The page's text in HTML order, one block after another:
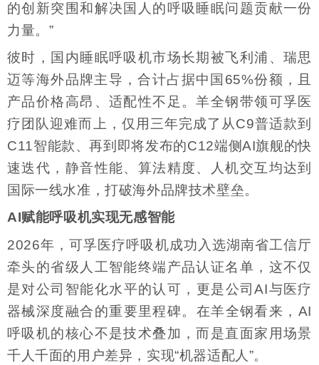
的创新突围和解决国人的呼吸睡眠问题贡献一份
力量。”
彼时，国内睡眠呼吸机市场长期被飞利浦、瑞思
迈等海外品牌主导，合计占据中国65%份额，且
产品价格高昂、适配性不足。羊全钢带领可孚医
疗团队迎难而上，仅用三年完成了从C9普适款到
C11智能款、再到即将发布的C12端侧AI旗舰的快
速迭代，静音性能、算法精度、人机交互均达到
国际一线水准，打破海外品牌技术壁垒。
AI赋能呼吸机实现无感智能
2026年，可孚医疗呼吸机成功入选湖南省工信厅
牵头的省级人工智能终端产品认证名单，这不仅
是对公司智能化水平的认可，更是公司AI与医疗
器械深度融合的重要里程碑。在羊全钢看来，AI
呼吸机的核心不是技术叠加，而是直面家用场景
千人千面的用户差异，实现“机器适配人”。